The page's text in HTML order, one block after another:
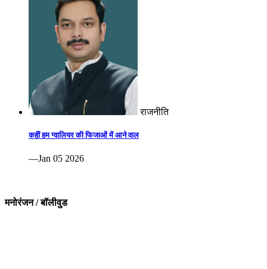
राजनीति
कहीं हम ग्वालियर की फिजाओं में आने वाल
—Jan 05 2026
मनोरंजन / बॉलीवुड